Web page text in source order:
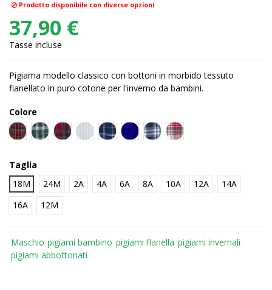
Prodotto disponibile con diverse opzioni
37,90 €
Tasse incluse
Pigiama modello classico con bottoni in morbido tessuto
flanellato in puro cotone per l'inverno da bambini.
Colore
SCOZZESE ROSSO - 641
SCOZZESE VERDE - 642
SCOZZESE ROSSO-BLU - 643
RIGHE BIANCO AZZURRO - 885
SCOZZESE BLU - 411
BLU - 877SCOZZESE BLU - 645
SCOZZESE ROSSO-
Taglia
18M
24M 2A 4A 6A 8A 10A 12A
14A
16A
12M
Maschio pigiami bambino pigiami flanella pigiami invernali
pigiami abbottonati